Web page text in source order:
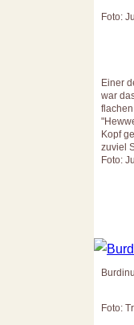
Foto:
Einer
war
Kopf
zuviel
Foto:
Foto: